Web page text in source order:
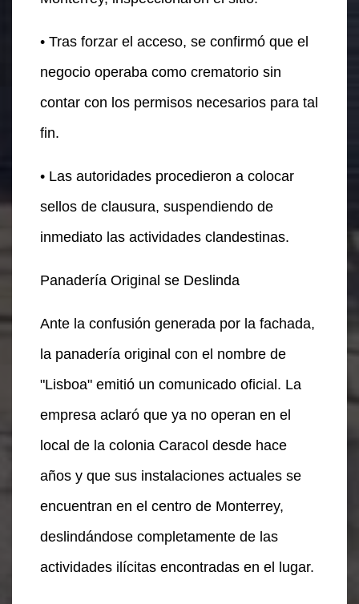
• Tras forzar el acceso, se confirmó que el
negocio operaba como crematorio sin
contar con los permisos necesarios para tal
fin.
• Las autoridades procedieron a colocar
sellos de clausura, suspendiendo de
inmediato las actividades clandestinas.
Panadería Original se Deslinda
Ante la confusión generada por la fachada,
la panadería original con el nombre de
"Lisboa" emitió un comunicado oficial. La
empresa aclaró que ya no operan en el
local de la colonia Caracol desde hace
años y que sus instalaciones actuales se
encuentran en el centro de Monterrey,
deslindándose completamente de las
actividades ilícitas encontradas en el lugar.